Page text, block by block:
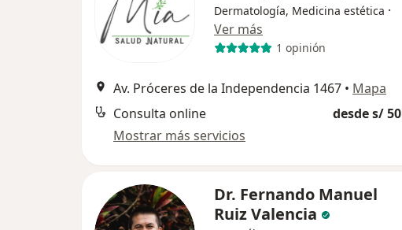
Dermatología, Medicina estética ·
Ver más
1 opinión
Av. Próceres de la Independencia 1467 • Mapa
Consulta online
desde s/ 50
Mostrar más servicios
Dr. Fernando Manuel
Ruiz Valencia